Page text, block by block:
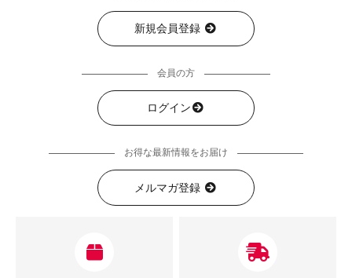
新規会員登録
会員の方
ログイン
お得な最新情報をお届け
メルマガ登録